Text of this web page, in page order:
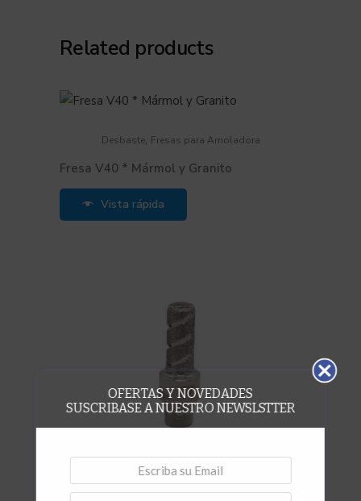
Related products
Desbaste, Fresas para Amoladora
Fresa V40 * Mármol y Granito
Vista rápida
OFERTAS Y NOVEDADES
SUSCRIBASE A NUESTRO NEWSLSTTER